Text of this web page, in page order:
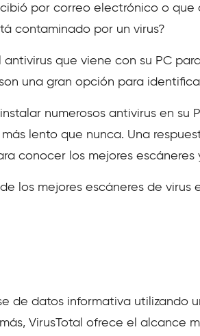
por correo electrónico o
contaminado por un virus?
que viene con su PC
una gran opción para
numerosos antivirus en su
lento que nunca. Una
conocer los mejores
los mejores escáneres de
de datos informativa utilizando
VirusTotal ofrece el alcance